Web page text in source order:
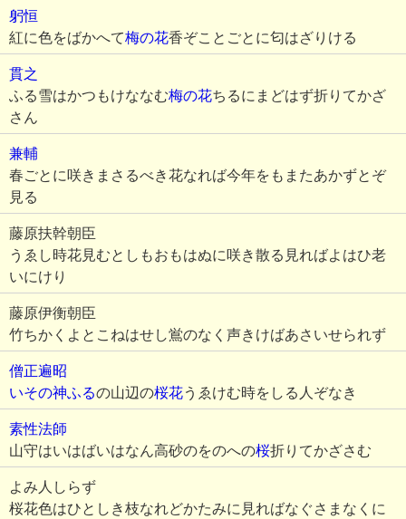
躬恒
紅に色をばかへて梅の花香ぞことごとに匂はざりける
貫之
ふる雪はかつもけななむ梅の花ちるにまどはず折りてかざ
さん
兼輔
春ごとに咲きまさるべき花なれば今年をもまたあかずとぞ
見る
藤原扶幹朝臣
うゑし時花見むとしもおもはぬに咲き散る見ればよはひ老
いにけり
藤原伊衡朝臣
竹ちかくよとこねはせし鴬のなく声きけばあさいせられず
僧正遍昭
いその神ふるの山辺の桜花うゑけむ時をしる人ぞなき
素性法師
山守はいはばいはなん高砂のをのへの桜折りてかざさむ
よみ人しらず
桜花色はひとしき枝なれどかたみに見ればなぐさまなくに